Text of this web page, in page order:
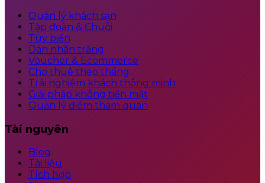
Quản lý khách sạn
Tập đoàn & Chuỗi
Tùy biến
Dán nhãn trắng
Voucher & Ecommerce
Cho thuê theo tháng
Trải nghiệm khách thông minh
Giải pháp không tiền mặt
Quản lý điểm tham quan
Tài nguyên
Blog
Tài liệu
Tích hợp